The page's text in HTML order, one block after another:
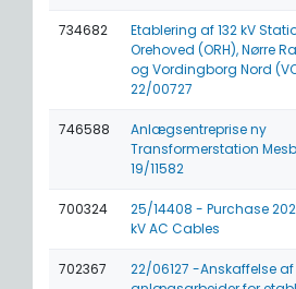
734682
Etablering af 132 kV
Orehoved (ORH), Nørre
og Vordingborg Nord
22/00727
746588
Anlægsentreprise ny
Transformerstation
19/11582
700324
25/14408 - Purchase
kV AC Cables
702367
22/06127 -Anskaffelse